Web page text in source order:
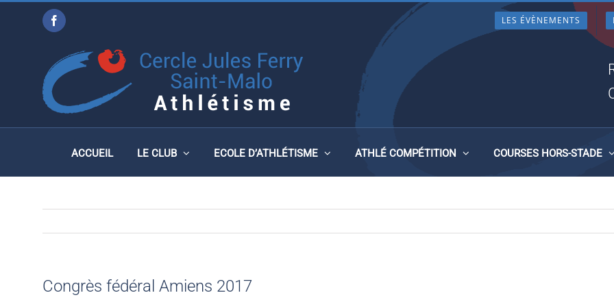
Facebook LES ÉVÈNEMENTS
ACCUEIL LE CLUB ECOLE D’ATHLÉTISME ATHLÉ COMPÉTITION COURSES HORS-STADE
CONGRÈS FÉDÉRAL AMIENS 2017
Congrès fédéral Amiens 2017